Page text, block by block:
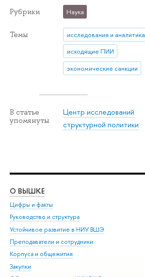
Рубрики Наука
Темы
исследования и аналитика
исходящие ПИИ
экономические санкции
В статье
упомянуты
Центр исследований
структурной политики
О ВЫШКЕ
Цифры и факты
Руководство и структура
Устойчивое развитие в НИУ ВШЭ
Преподаватели и сотрудники
Корпуса и общежития
Закупки